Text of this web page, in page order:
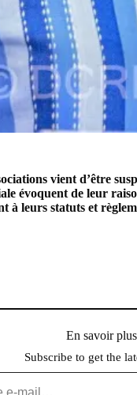
vient d’être
évoquent de leur
à leurs statuts et
En savoir
Subscribe to get the